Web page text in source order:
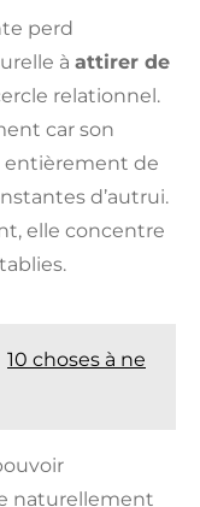
perd
à attirer de
relationnel.
car son
entièrement de
d’autrui.
elle concentre
10 choses à ne
naturellement